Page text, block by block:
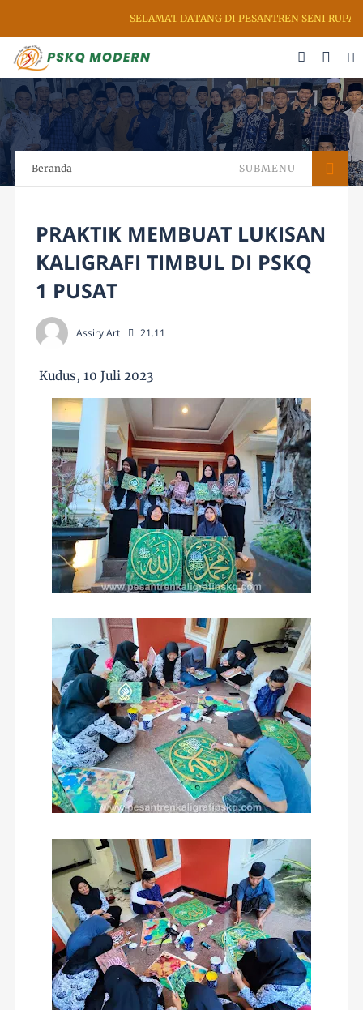
SELAMAT DATANG DI PESANTREN SENI RUPA
Beranda SUBMENU
PRAKTIK MEMBUAT LUKISAN
KALIGRAFI TIMBUL DI PSKQ
1 PUSAT
Assiry Art 21.11
Kudus, 10 Juli 2023